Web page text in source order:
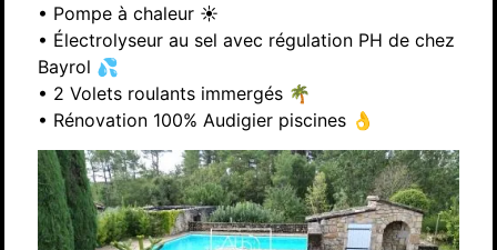
• Pompe à chaleur ☀️
• Électrolyseur au sel avec régulation PH de chez
Bayrol 💦
• 2 Volets roulants immergés 🌴
• Rénovation 100% Audigier piscines 👌